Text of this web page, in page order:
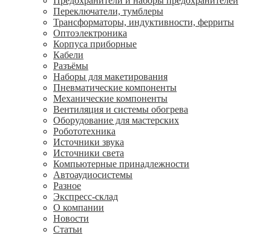
Переключатели, тумблеры
Трансформаторы, индуктивности, ферриты
Oптоэлектроника
Корпуса приборные
Кабели
Разъёмы
Наборы для макетирования
Пневматические компоненты
Механические компоненты
Вентиляция и системы обогрева
Оборудование для мастерских
Робототехника
Источники звука
Источники света
Компьютерные принадлежности
Автоаудиосистемы
Разное
Экспресс-склад
О компании
Новости
Статьи